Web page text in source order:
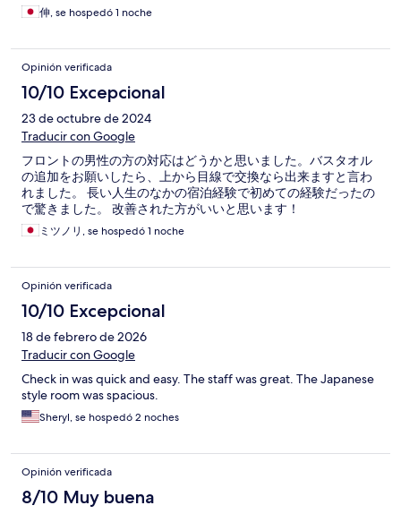
伸, se hospedó 1 noche
Opinión verificada
10/10 Excepcional
23 de octubre de 2024
Traducir con Google
フロントの男性の方の対応はどうかと思いました。バスタオル
の追加をお願いしたら、上から目線で交換なら出来ますと言わ
れました。 長い人生のなかの宿泊経験で初めての経験だったの
で驚きました。 改善された方がいいと思います！
ミツノリ, se hospedó 1 noche
Opinión verificada
10/10 Excepcional
18 de febrero de 2026
Traducir con Google
Check in was quick and easy. The staff was great. The Japanese
style room was spacious.
Sheryl, se hospedó 2 noches
Opinión verificada
8/10 Muy buena